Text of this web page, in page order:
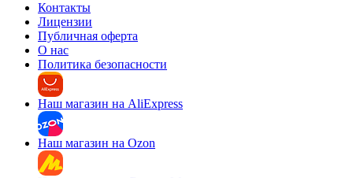
Контакты
Лицензии
Публичная оферта
О нас
Политика безопасности
Наш магазин на AliExpress
Наш магазин на Ozon